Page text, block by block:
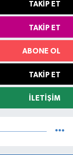
TAKIP ET
TAKIP ET
ABONE OL
TAKIP ET
İLETIŞIM